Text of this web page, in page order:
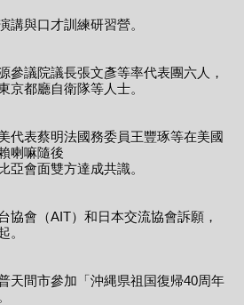
講與口才訓練研習營。
參議院議長張文彥等率代表團六人，
京都廳自衛隊等人士。
代表蔡明法國務委員王豐琢等在美國
喇嘛隨後
亞會面雙方達成共識。
協會（AIT）和日本交流協會訴願，
。
天間市參加「沖縄県祖国復帰40周年